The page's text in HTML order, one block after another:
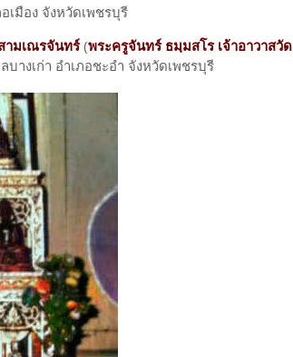
เมือง จังหวัดเพชรบุรี
ามเณรจันทร์(พระครูจันทร์ ธมฺมสโร เจ้าอาวาสวัด
งเก่า อำเภอชะอำ จังหวัดเพชรบุรี